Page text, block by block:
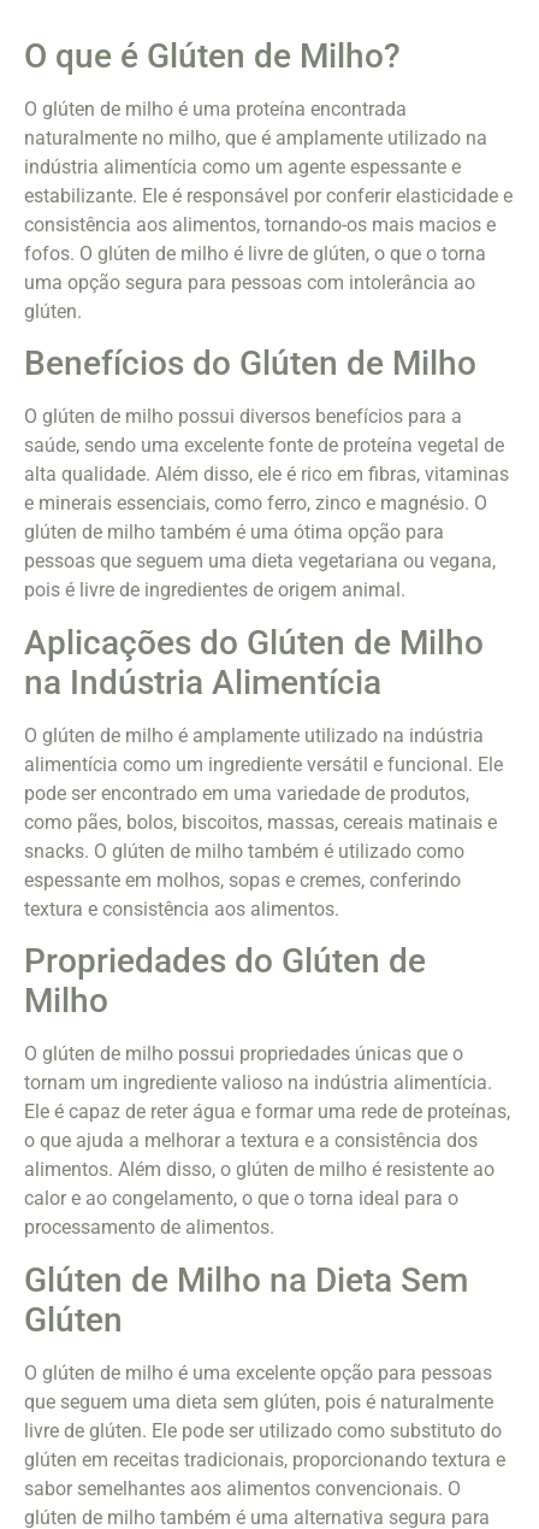
O que é Glúten de Milho?
O glúten de milho é uma proteína encontrada
naturalmente no milho, que é amplamente utilizado na
indústria alimentícia como um agente espessante e
estabilizante. Ele é responsável por conferir elasticidade e
consistência aos alimentos, tornando-os mais macios e
fofos. O glúten de milho é livre de glúten, o que o torna
uma opção segura para pessoas com intolerância ao
glúten.
Benefícios do Glúten de Milho
O glúten de milho possui diversos benefícios para a
saúde, sendo uma excelente fonte de proteína vegetal de
alta qualidade. Além disso, ele é rico em fibras, vitaminas
e minerais essenciais, como ferro, zinco e magnésio. O
glúten de milho também é uma ótima opção para
pessoas que seguem uma dieta vegetariana ou vegana,
pois é livre de ingredientes de origem animal.
Aplicações do Glúten de Milho
na Indústria Alimentícia
O glúten de milho é amplamente utilizado na indústria
alimentícia como um ingrediente versátil e funcional. Ele
pode ser encontrado em uma variedade de produtos,
como pães, bolos, biscoitos, massas, cereais matinais e
snacks. O glúten de milho também é utilizado como
espessante em molhos, sopas e cremes, conferindo
textura e consistência aos alimentos.
Propriedades do Glúten de
Milho
O glúten de milho possui propriedades únicas que o
tornam um ingrediente valioso na indústria alimentícia.
Ele é capaz de reter água e formar uma rede de proteínas,
o que ajuda a melhorar a textura e a consistência dos
alimentos. Além disso, o glúten de milho é resistente ao
calor e ao congelamento, o que o torna ideal para o
processamento de alimentos.
Glúten de Milho na Dieta Sem
Glúten
O glúten de milho é uma excelente opção para pessoas
que seguem uma dieta sem glúten, pois é naturalmente
livre de glúten. Ele pode ser utilizado como substituto do
glúten em receitas tradicionais, proporcionando textura e
sabor semelhantes aos alimentos convencionais. O
glúten de milho também é uma alternativa segura para